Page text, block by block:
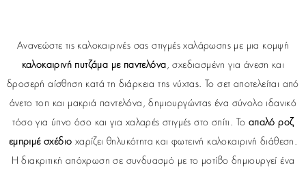
Ανανεώστε τις καλοκαιρινές σας στιγμές χαλάρωσης με μια κομψή
καλοκαιρινή πυτζάμα με παντελόνα , σχεδιασμένη για άνεση και
δροσερή αίσθηση κατά τη διάρκεια της νύχτας. Το σετ αποτελείται από
άνετο τοπ και μακριά παντελόνα, δημιουργώντας ένα σύνολο ιδανικό
τόσο για ύπνο όσο και για χαλαρές στιγμές στο σπίτι. Το απαλό ροζ
εμπριμέ σχέδιο χαρίζει θηλυκότητα και φωτεινή καλοκαιρινή διάθεση.
Η διακριτική απόχρωση σε συνδυασμό με το μοτίβο δημιουργεί ένα